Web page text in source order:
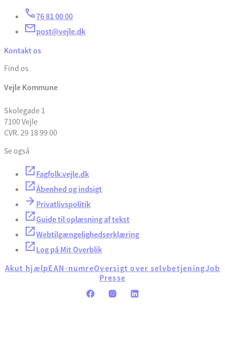
76 81 00 00
post@vejle.dk
Kontakt os
Find os
Vejle Kommune
Skolegade 1
7100 Vejle
CVR. 29 18 99 00
Se også
Fagfolk.vejle.dk
Åbenhed og indsigt
Privatlivspolitik
Guide til oplæsning af tekst
Webtilgængelighedserklæring
Log på Mit Overblik
Akut hjælpEAN-numreOversigt over selvbetjeningJob
Presse